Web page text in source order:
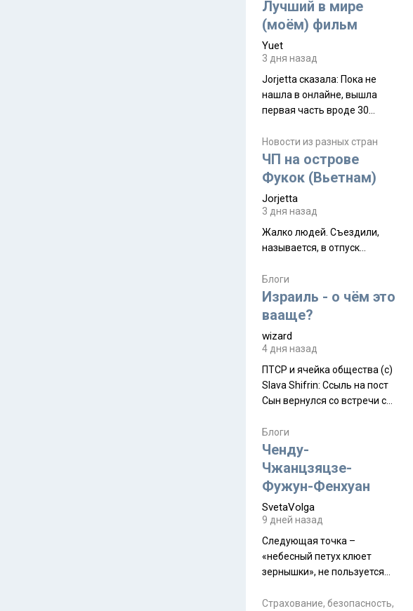
Лучший в мире
(моём) фильм
Yuet
3 дня назад
Jorjetta сказалa: Пока не
нашла в онлайне, вышла
первая часть вроде 30
Дивали 8 ноября.
Новости из разных стран
ЧП на острове
Фукок (Вьетнам)
Jorjetta
3 дня назад
Жалко людей. Съездили,
называется, в отпуск...
Блоги
Израиль - о чём это
вааще?
wizard
4 дня назад
ПТСР и ячейка общества (с)
Slava Shifrin: Ссыль на пост
Сын вернулся со встречи с
уже, как демобилизовались,
а продолжают встречаться
почти каждую неделю) и с
порога сообщил: "Эйтан
разводится!" Эйтан -
мальчик из религиозной
семьи, из тех, кого называют
"вязаные кипы". С 2022-го
Блоги
Ченду-
Чжанцзяцзе-
Фужун-Фенхуан
SvetaVolga
9 дней назад
Следующая точка –
«небесный петух клюет
зернышки», не пользуется
заслужено, и чтобы попасть
Страхование, безопасность,